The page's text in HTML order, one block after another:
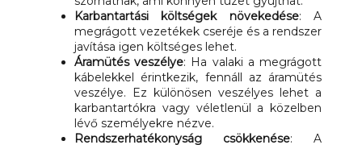
Karbantartási költségek növekedése: A
megrágott vezetékek cseréje és a rendszer
javítása igen költséges lehet.
Áramütés veszélye: Ha valaki a megrágott
kábelekkel érintkezik, fennáll az áramütés
veszélye. Ez különösen veszélyes lehet a
karbantartókra vagy véletlenül a közelben
lévő személyekre nézve.
Rendszerhatékonyság csökkenése: A